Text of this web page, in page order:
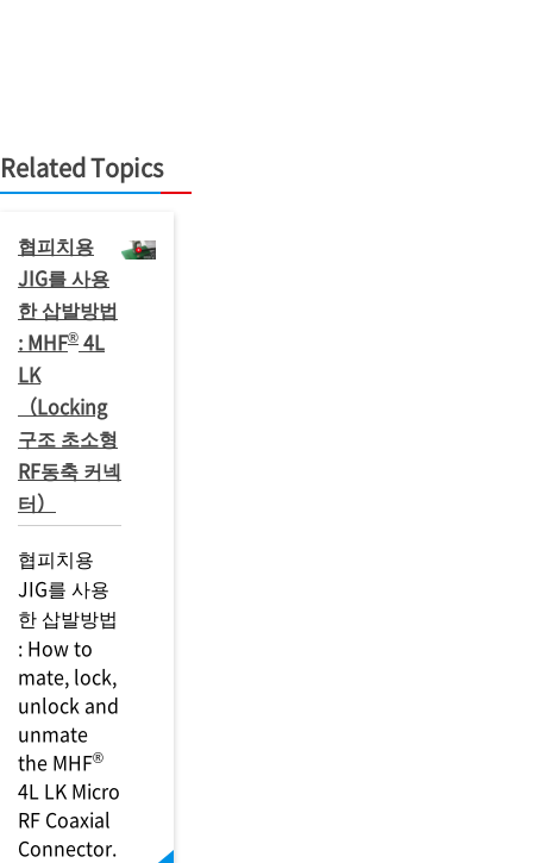
Related Topics
협피치용
JIG를 사용
한 삽발방법
: MHF® 4L
LK
（Locking
구조 초소형
RF동축 커넥
터）
협피치용
JIG를 사용
한 삽발방법
: How to
mate, lock,
unlock and
unmate
the MHF®
4L LK Micro
RF Coaxial
Connector.